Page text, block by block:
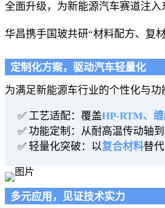
全面升级，为新能源汽车赛道注入
华昌携手国玻共研“材料配方、
定制化方案，驱动汽车轻量化
为满足新能源车行业的个性化与
✅ 工艺适配：覆盖HP-RTM、
✅ 功能定制：从耐高温传动轴
✅ 轻量化突破：以复合材料替
多元应用，见证技术实力